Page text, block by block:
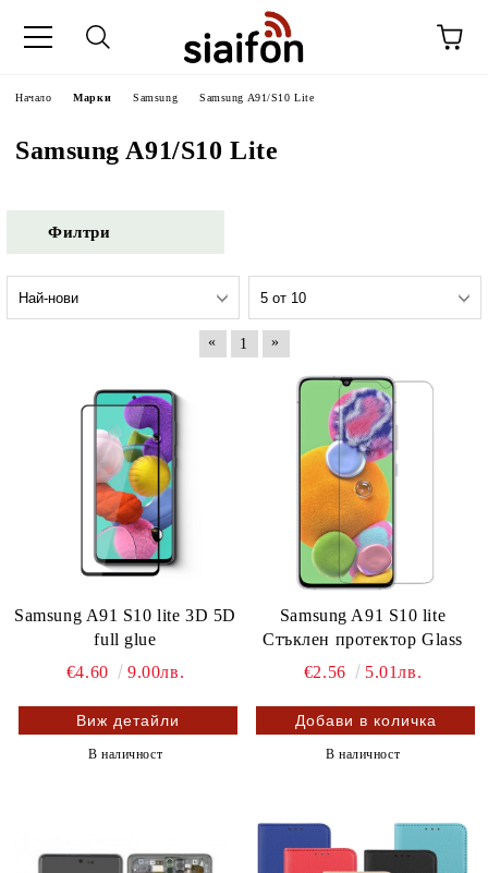
Начало Марки Samsung Samsung A91/S10 Lite
Samsung A91/S10 Lite
Филтри
« 1 »
Samsung A91 S10 lite 3D 5D
full glue
€4.60
9.00лв.
Виж детайли
В наличност
Samsung A91 S10 lite
Стъклен протектор Glass
€2.56
5.01лв.
В наличност